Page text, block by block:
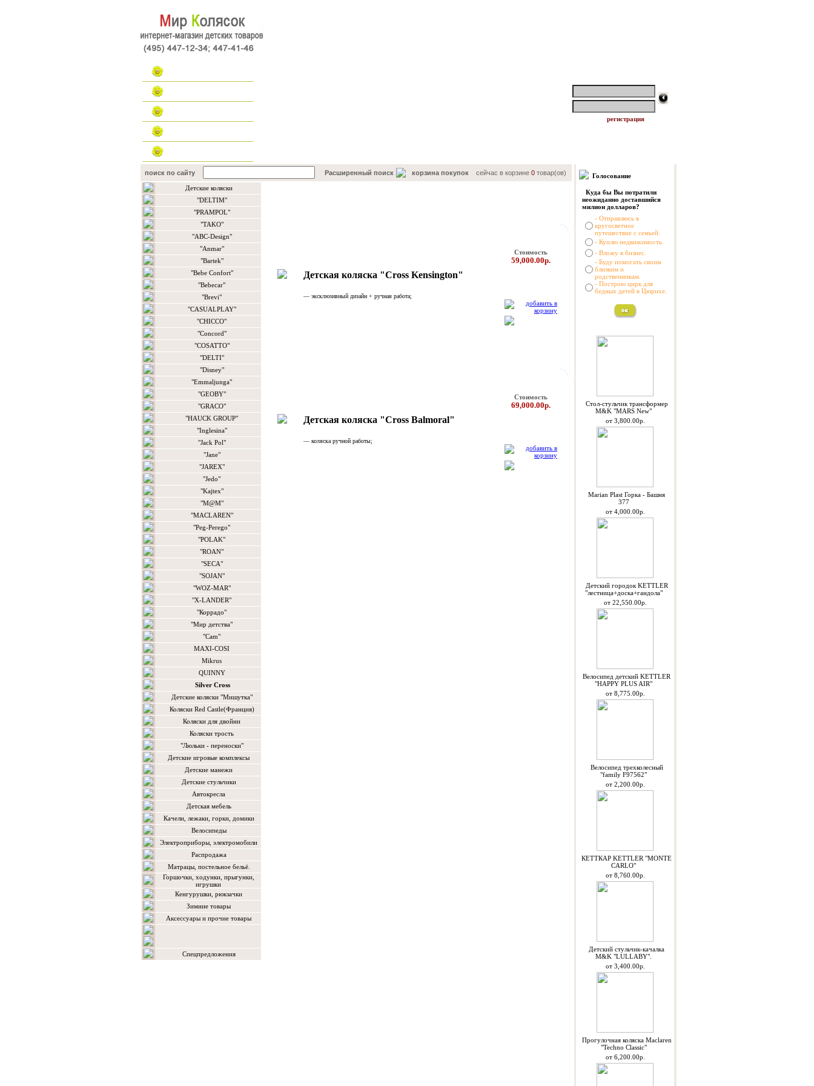
регистрация
поиск по сайту Расширенный поиск корзина покупоксейчас в корзине 0товар(ов)
Детские коляски
"DELTIM"
"PRAMPOL"
"TAKO"
"ABC-Design"
"Anmar"
"Bartek"
"Bebe Confort"
"Bebecar"
"Brevi"
"CASUALPLAY"
"CHICCO"
"Concord"
"COSATTO"
"DELTI"
"Disney"
"Emmaljunga"
"GEOBY"
"GRACO"
"HAUCK GROUP"
"Inglesina"
"Jack Pol"
"Jane"
"JAREX"
"Jedo"
"Kajtex"
"M@M"
"MACLAREN"
"Peg-Perego"
"POLAK"
"ROAN"
"SECA"
"SOJAN"
"WOZ-MAR"
"X-LANDER"
"Коррадо"
"Мир детства"
"Сam"
MAXI-COSI
Mikrus
QUINNY
Silver Cross
Детские коляски "Мишутка"
Коляски Red Castle(Франция)
Коляски для двойни
Коляски трость
"Люльки - переноски"
Детские игровые комплексы
Детские манежи
Детские стульчики
Автокресла
Детская мебель
Качели, лежаки, горки, домики
Велосипеды
Электроприборы, электромобили
Распродажа
Матрацы, постельное бельё.
Горшочки, ходунки, прыгунки,
игрушки
Кенгурушки, рюкзачки
Зимние товары
Аксессуары и прочие товары
Спецпредложения
Детская коляска "Cross Kensington"
— эксклюзивный дизайн + ручная работа;
Стоимость
59,000.00р.
Детская коляска "Cross Balmoral"
— коляска ручной работы;
Стоимость
69,000.00р.
Голосование
Куда бы Вы потратили
неожиданно доставшийся
милион долларов?
- Отправлюсь в
кругосветное
путешествие с семьей.
- Куплю недвижимость.
- Вложу в бизнес.
- Буду помогать своим
близким и
родственникам.
- Построю цирк для
бедных детей в Цюрихе.
Стол-стульчик трансформер
M&K "MARS New"
от 3,800.00р.
Marian Plast Горка - Башня
377
от 4,000.00р.
Детский городок KETTLER
"лестница+доска+гандола"
от 22,550.00р.
Велосипед детский KETTLER
"HAPPY PLUS AIR"
от 8,775.00р.
Велосипед трехколесный
"family F97562"
от 2,200.00р.
КЕТТКАР KETTLER "MONTE
CARLO"
от 8,760.00р.
Детский стульчик-качалка
M&K "LULLABY".
от 3,400.00р.
Прогулочная коляска Maclaren
"Techno Classic"
от 6,200.00р.